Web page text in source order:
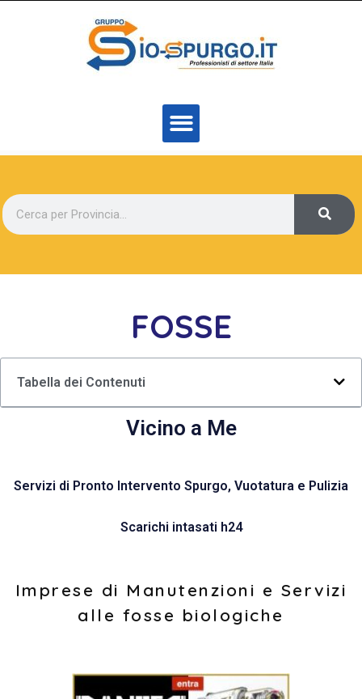
FOSSE
Tabella dei Contenuti
Vicino a Me
Servizi di Pronto Intervento Spurgo, Vuotatura e Pulizia
Scarichi intasati h24
Imprese di Manutenzioni e Servizi
alle fosse biologiche